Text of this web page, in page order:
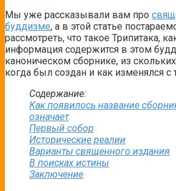
Мы уже рассказывали вам про
буддизме, а в этой статье
рассмотреть, что такое Трипитака,
информация содержится в этом
каноническом сборнике, из скольких
когда был создан и как изменялся
Содержание:
Как появилось название
означает
Первый собор
Исторические реалии
Варианты священного издания
В поисках истины
Заключение